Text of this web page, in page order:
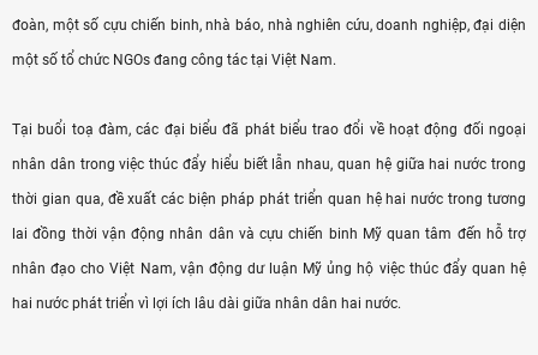
đoàn, một số cựu chiến binh, nhà báo, nhà nghiên cứu, doanh nghiệp, đại diện
một số tổ chức NGOs đang công tác tại Việt Nam.
Tại buổi toạ đàm, các đại biểu đã phát biểu trao đổi về hoạt động đối ngoại
nhân dân trong việc thúc đẩy hiểu biết lẫn nhau, quan hệ giữa hai nước trong
thời gian qua, đề xuất các biện pháp phát triển quan hệ hai nước trong tương
lai đồng thời vận động nhân dân và cựu chiến binh Mỹ quan tâm đến hỗ trợ
nhân đạo cho Việt Nam, vận động dư luận Mỹ ủng hộ việc thúc đẩy quan hệ
hai nước phát triển vì lợi ích lâu dài giữa nhân dân hai nước.